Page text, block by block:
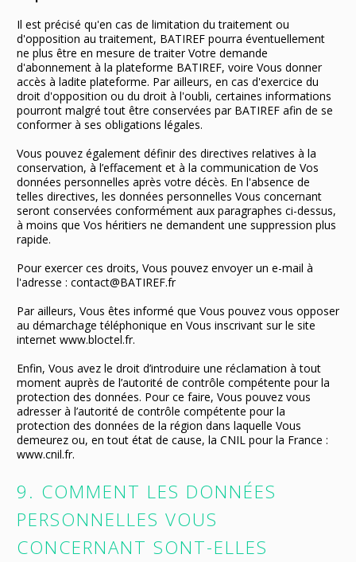
Il est précisé qu'en cas de limitation du traitement ou
d'opposition au traitement, BATIREF pourra éventuellement
ne plus être en mesure de traiter Votre demande
d'abonnement à la plateforme BATIREF, voire Vous donner
accès à ladite plateforme. Par ailleurs, en cas d'exercice du
droit d'opposition ou du droit à l'oubli, certaines informations
pourront malgré tout être conservées par BATIREF afin de se
conformer à ses obligations légales.
Vous pouvez également définir des directives relatives à la
conservation, à l’effacement et à la communication de Vos
données personnelles après votre décès. En l'absence de
telles directives, les données personnelles Vous concernant
seront conservées conformément aux paragraphes ci-dessus,
à moins que Vos héritiers ne demandent une suppression plus
rapide.
Pour exercer ces droits, Vous pouvez envoyer un e-mail à
l'adresse : contact@BATIREF.fr
Par ailleurs, Vous êtes informé que Vous pouvez vous opposer
au démarchage téléphonique en Vous inscrivant sur le site
internet www.bloctel.fr.
Enfin, Vous avez le droit d’introduire une réclamation à tout
moment auprès de l’autorité de contrôle compétente pour la
protection des données. Pour ce faire, Vous pouvez vous
adresser à l’autorité de contrôle compétente pour la
protection des données de la région dans laquelle Vous
demeurez ou, en tout état de cause, la CNIL pour la France :
www.cnil.fr.
9. COMMENT LES DONNÉES
PERSONNELLES VOUS
CONCERNANT SONT-ELLES